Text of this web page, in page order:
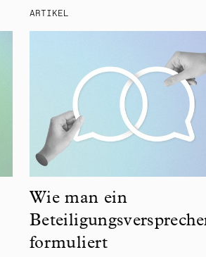
ARTIKEL
Wie man ein
formuliert